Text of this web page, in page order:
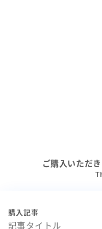
ご購入いただ
購入記事
記事タイトル